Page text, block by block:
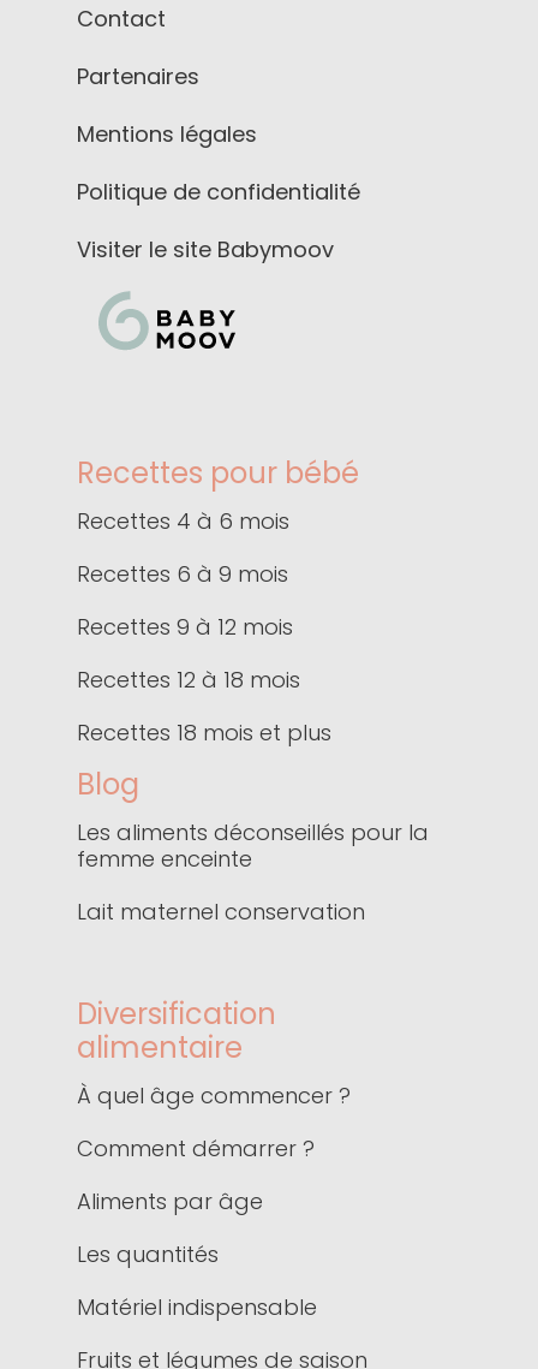
Contact
Partenaires
Mentions légales
Politique de confidentialité
Visiter le site Babymoov
Recettes pour bébé
Recettes 4 à 6 mois
Recettes 6 à 9 mois
Recettes 9 à 12 mois
Recettes 12 à 18 mois
Recettes 18 mois et plus
Blog
Les aliments déconseillés pour la
femme enceinte
Lait maternel conservation
Diversification
alimentaire
À quel âge commencer ?
Comment démarrer ?
Aliments par âge
Les quantités
Matériel indispensable
Fruits et légumes de saison